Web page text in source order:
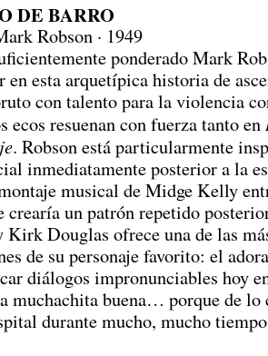
DE BARRO
Robson · 1949
ponderado Mark
esta arquetípica historia de
con talento para la violencia
ecos resuenan con fuerza tanto en
. Robson está particularmente
inmediatamente posterior a la
musical de Midge Kelly
crearía un patrón repetido
Kirk Douglas ofrece una de las
de su personaje favorito: el
diálogos impronunciables hoy
muchachita buena… porque de
durante mucho, mucho